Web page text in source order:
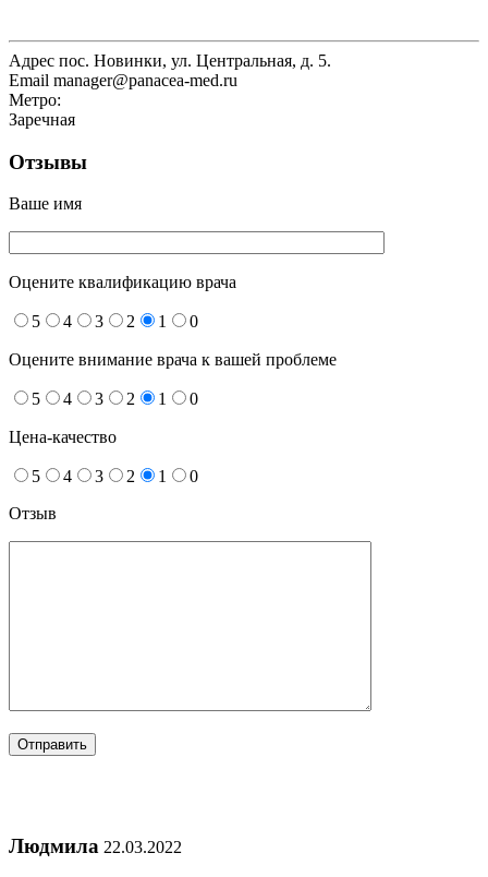
Адрес пос. Новинки, ул. Центральная, д. 5.
Email manager@panacea-med.ru
Метро:
Заречная
Отзывы
Ваше имя
Оцените квалификацию врача
5 4 3 2 1 0
Оцените внимание врача к вашей проблеме
5 4 3 2 1 0
Цена-качество
5 4 3 2 1
0
Отзыв
Людмила 22.03.2022